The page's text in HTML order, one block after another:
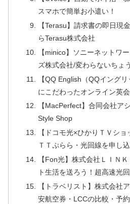
スマホで簡単お小遣い！
【Terasu】請求書の即日現
らTerasu株式会社
【minico】ソニーネットワ
ズ株式会社/変わらないちょ
【QQ English（QQイング
にこだわったオンライン英
【MacPerfect】合同会社ア
Style Shop
【ドコモ光×ひかりＴＶシ
ＴＴぷらら・光回線を申し
【Fon光】株式会社ＬＩＮ
ト生活を送ろう！超高速光
【トラベリスト】株式会社
安航空券・LCCの比較・予約